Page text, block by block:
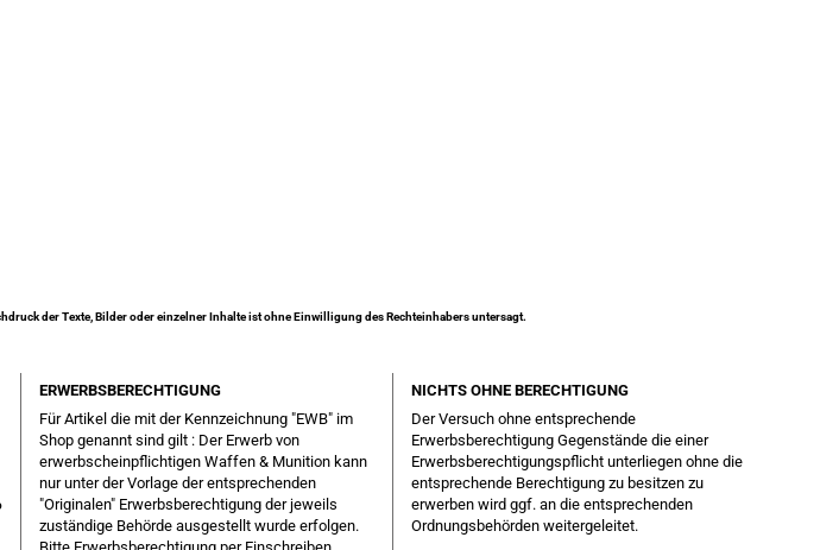
der Texte, Bilder oder einzelner Inhalte ist ohne Einwilligung des Rechteinhabers untersagt.
ERWERBSBERECHTIGUNG
Für Artikel die mit der Kennzeichnung "EWB" im
Shop genannt sind gilt : Der Erwerb von
erwerbscheinpflichtigen Waffen & Munition kann
nur unter der Vorlage der entsprechenden
"Originalen" Erwerbsberechtigung der jeweils
zuständige Behörde ausgestellt wurde erfolgen.
NICHTS OHNE BERECHTIGUNG
Der Versuch ohne entsprechende
Erwerbsberechtigung Gegenstände die einer
Erwerbsberechtigungspflicht unterliegen ohne die
entsprechende Berechtigung zu besitzen zu
erwerben wird ggf. an die entsprechenden
Ordnungsbehörden weitergeleitet.